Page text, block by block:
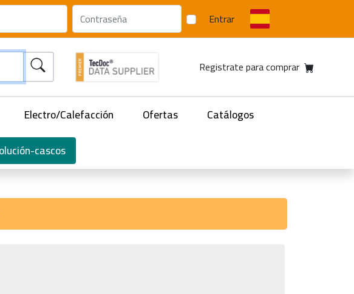
Entrar
Registrate para comprar
Electro/Calefacción Ofertas
Catálogos
cascos